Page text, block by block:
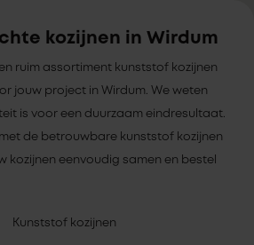
kozijnen in Wirdum
ruim assortiment kunststof kozijnen
jouw project in Wirdum. We weten
is voor een duurzaam eindresultaat.
de betrouwbare kunststof kozijnen
kozijnen eenvoudig samen en bestel
Kunststof kozijnen